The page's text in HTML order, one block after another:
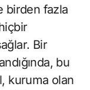
birden fazla
Bir
bu
kuruma olan